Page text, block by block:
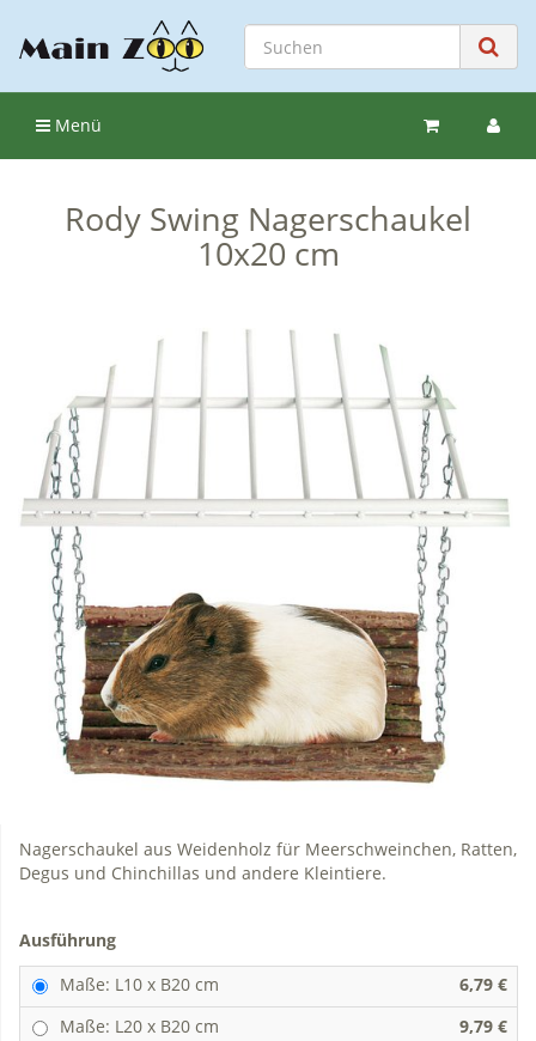
Menü
Rody Swing Nagerschaukel
10x20 cm
Nagerschaukel aus Weidenholz für Meerschweinchen, Ratten,
Degus und Chinchillas und andere Kleintiere.
Ausführung
Maße: L10 x B20 cm
6,79 €
Maße: L20 x B20 cm
9,79 €